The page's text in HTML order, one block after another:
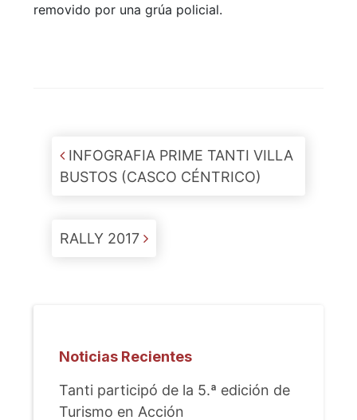
removido por una grúa policial.
Post navigation
INFOGRAFIA PRIME TANTI VILLA
BUSTOS (CASCO CÉNTRICO)
RALLY 2017
Noticias Recientes
Tanti participó de la 5.ª edición de
Turismo en Acción